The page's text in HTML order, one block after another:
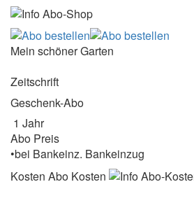
Mein schöner Garten
Zeitschrift
Geschenk-Abo
1 Jahr
Abo Preis
•bei Bankeinz. Bankeinzug
Kosten Abo Kosten